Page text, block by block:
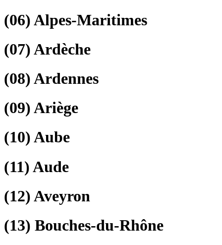
(06)Alpes-Maritimes
(07)Ardèche
(08)Ardennes
(09)Ariège
(10)Aube
(11)Aude
(12)Aveyron
(13) Bouches-du-Rhône